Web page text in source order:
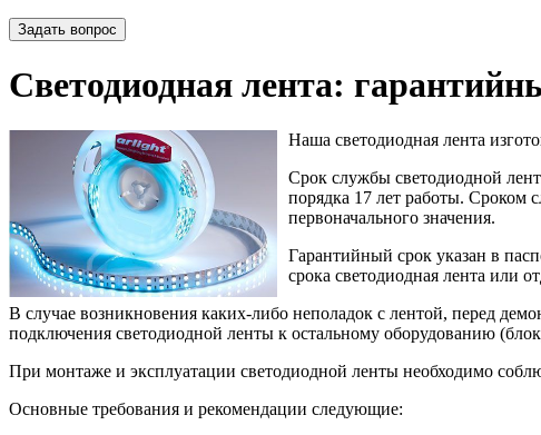
Задать вопрос
Светодиодная лента:
Наша светодиодная лента
Срок службы светодиодной
порядка 17 лет работы. Сроком
первоначального значения.
Гарантийный срок указан в
срока светодиодная лента или
В случае возникновения каких-либо неполадок с лентой, перед
подключения светодиодной ленты к остальному оборудованию
При монтаже и эксплуатации светодиодной ленты необходимо
Основные требования и рекомендации следующие: